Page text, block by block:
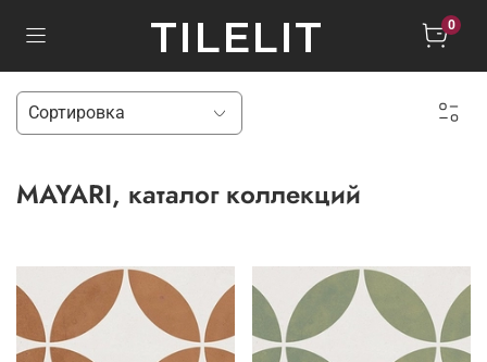
TILELIT 0
MAYARI, каталог коллекций